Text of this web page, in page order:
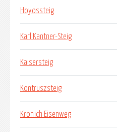
Hoyossteig
Karl Kantner-Steig
Kaisersteig
Kontruszsteig
Kronich Eisenweg